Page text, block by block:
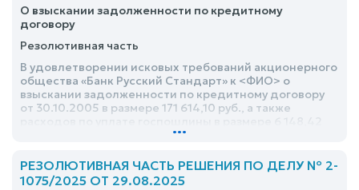
О взыскании задолженности по кредитному
договору
Резолютивная часть
В удовлетворении исковых требований акционерного
общества «Банк Русский Стандарт» к <ФИО> о
взыскании задолженности по кредитному договору
от 30.10.2005 в размере 171 614,10 руб., а также
руб. отказать в полном объеме в связи с пропуском
...
РЕЗОЛЮТИВНАЯ ЧАСТЬ РЕШЕНИЯ ПО ДЕЛУ № 2-
1075/2025 ОТ 29.08.2025